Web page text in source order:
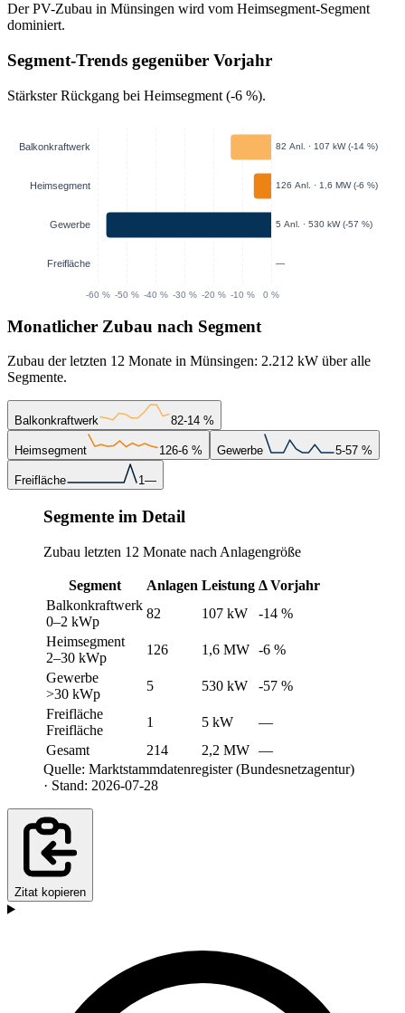
Der PV-Zubau in Münsingen wird vom Heimsegment-Segment
dominiert.
Segment-Trends gegenüber Vorjahr
Stärkster Rückgang bei Heimsegment (-6 %).
Monatlicher Zubau nach Segment
Zubau der letzten 12 Monate in Münsingen: 2.212 kW über alle
Segmente.
Balkonkraftwerk 82-14 %
Heimsegment 126-6 % Gewerbe 5-57 %
Freifläche 1—
Segmente im Detail
Zubau letzten 12 Monate nach Anlagengröße
Segment Anlagen Leistung Δ Vorjahr
Balkonkraftwerk
0–2 kWp
82 107 kW
-14 %
Heimsegment
2–30 kWp
126 1,6 MW -6 %
Gewerbe
>30 kWp
5 530 kW
-57 %
Freifläche
Freifläche
1 5 kW
—
Gesamt
214 2,2 MW —
Quelle: Marktstammdatenregister (Bundesnetzagentur)
· Stand: 2026-07-28
Zitat kopieren